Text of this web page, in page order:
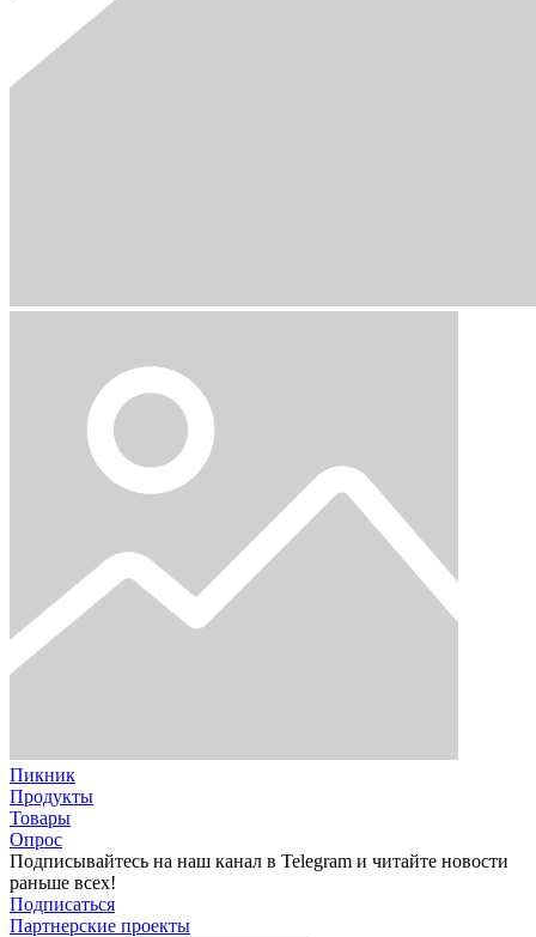
Пикник
Продукты
Товары
Опрос
Подписывайтесь на наш канал в Telegram и читайте новости
раньше всех!
Подписаться
Партнерские проекты